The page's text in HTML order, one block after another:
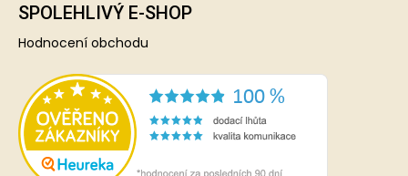
SPOLEHLIVÝ E-SHOP
Hodnocení obchodu